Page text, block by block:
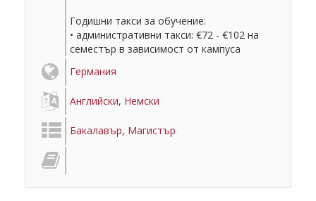
Годишни такси за обучение:
• административни такси: €72 - €102 на
семестър в зависимост от кампуса
Германия
Английски, Немски
Бакалавър, Магистър